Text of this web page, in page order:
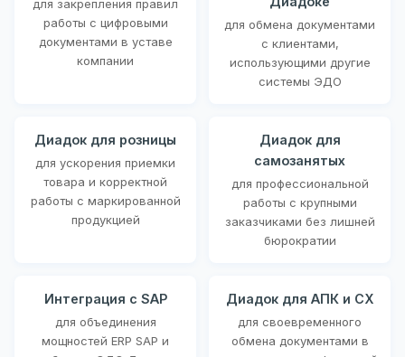
для закрепления правил
работы с цифровыми
документами в уставе
компании
для обмена документами
с клиентами,
использующими другие
системы ЭДО
Диадок для розницы
для ускорения приемки
товара и корректной
работы с маркированной
продукцией
Диадок для
самозанятых
для профессиональной
работы с крупными
заказчиками без лишней
бюрократии
Интеграция с SAP
для объединения
мощностей ERP SAP и
Диадок для АПК и СХ
для своевременного
обмена документами в